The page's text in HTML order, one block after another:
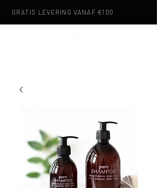
GRATIS LEVERING VANAF €100